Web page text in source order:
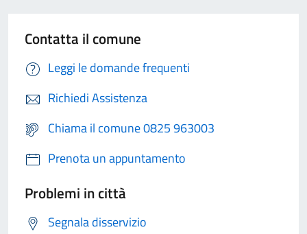
Contatta il comune
Leggi le domande frequenti
Richiedi Assistenza
Chiama il comune 0825 963003
Prenota un appuntamento
Problemi in città
Segnala disservizio